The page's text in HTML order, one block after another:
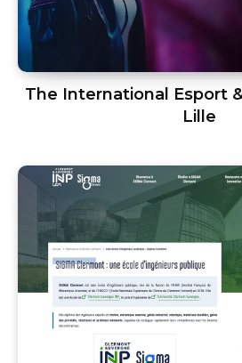
The International Esport
Lille